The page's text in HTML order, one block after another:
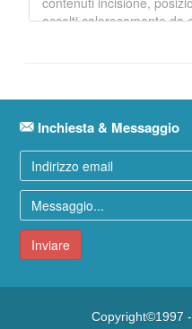
Inchiesta & Messaggio
Inviare
Copyright©1997 -